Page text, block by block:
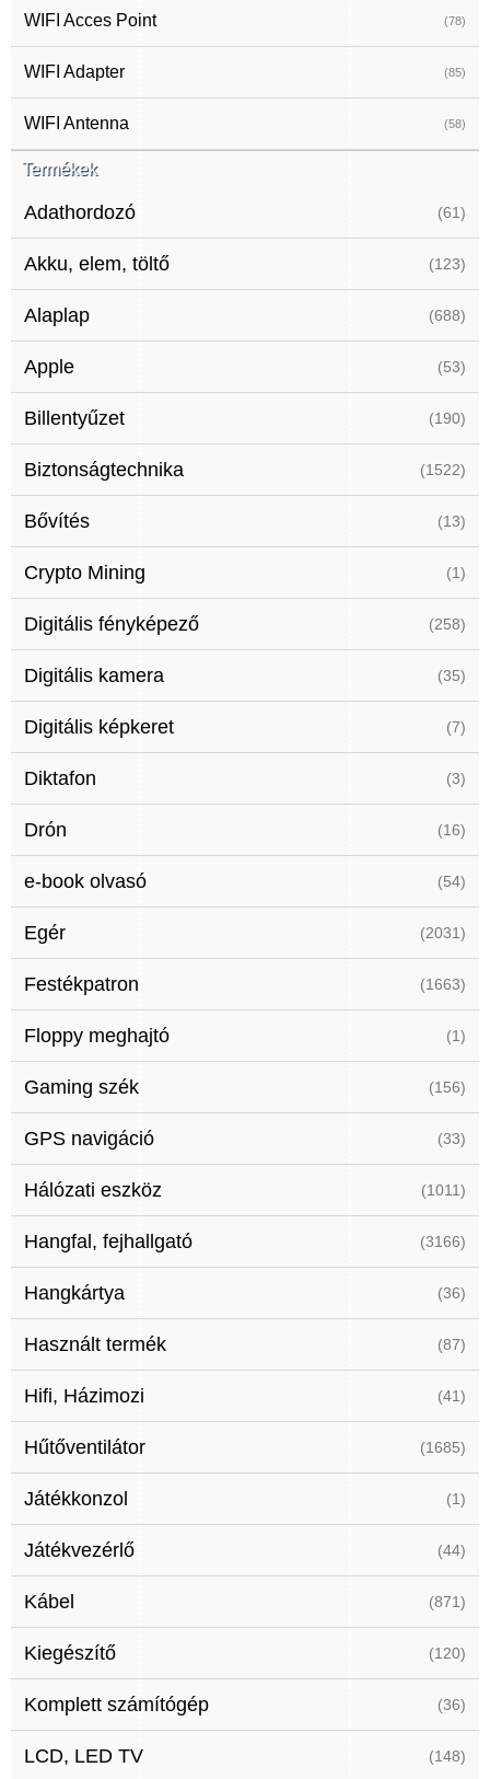
WIFI Acces Point (78)
WIFI Adapter (85)
WIFI Antenna (58)
Termékek
Adathordozó (61)
Akku, elem, töltő (123)
Alaplap (688)
Apple (53)
Billentyűzet (190)
Biztonságtechnika (1522)
Bővítés (13)
Crypto Mining (1)
Digitális fényképező (258)
Digitális kamera (35)
Digitális képkeret (7)
Diktafon (3)
Drón (16)
e-book olvasó (54)
Egér (2031)
Festékpatron (1663)
Floppy meghajtó (1)
Gaming szék (156)
GPS navigáció (33)
Hálózati eszköz (1011)
Hangfal, fejhallgató (3166)
Hangkártya (36)
Használt termék (87)
Hifi, Házimozi (41)
Hűtőventilátor (1685)
Játékkonzol (1)
Játékvezérlő (44)
Kábel (871)
Kiegészítő (120)
Komplett számítógép (36)
LCD, LED TV (148)